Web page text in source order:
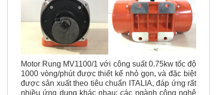
Motor Rung MV1100/1
với công suất 0.75kw tốc độ
1000 vòng/phút được thiết kế nhỏ gọn, và đặc biệt
được sản xuất theo tiêu chuẩn ITALIA, đáp ứng rất
nhiều ứng dụng khác nhau: các ngành công nghệ
nhẹ và năng, các dây chuyền rung sàng....